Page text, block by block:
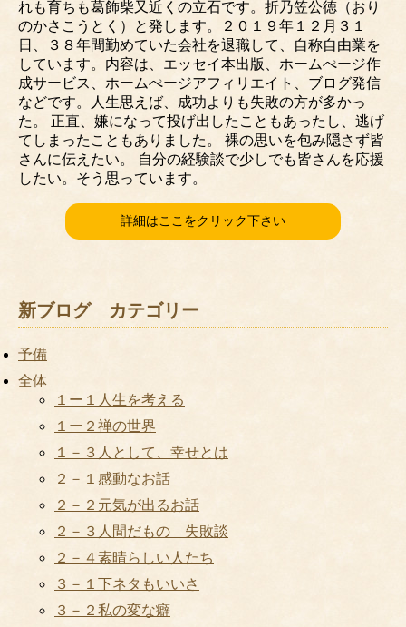
れも育ちも葛飾柴又近くの立石です。折乃笠公徳（おり
のかさこうとく）と発します。２０１９年１２月３１
日、３８年間勤めていた会社を退職して、自称自由業を
しています。内容は、エッセイ本出版、ホームぺージ作
成サービス、ホームぺージアフィリエイト、ブログ発信
などです。人生思えば、成功よりも失敗の方が多かっ
た。 正直、嫌になって投げ出したこともあったし、逃げ
てしまったこともありました。 裸の思いを包み隠さず皆
さんに伝えたい。 自分の経験談で少しでも皆さんを応援
したい。そう思っています。
詳細はここをクリック下さい
新ブログ カテゴリー
予備
全体
１ー１人生を考える
１ー２禅の世界
１－３人として、幸せとは
２－１感動なお話
２－２元気が出るお話
２－３人間だもの 失敗談
２－４素晴らしい人たち
３－１下ネタもいいさ
３－２私の変な癖